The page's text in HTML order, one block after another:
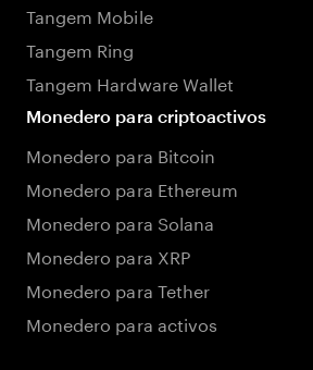
Tangem Mobile
Tangem Ring
Tangem Hardware Wallet
Monedero para criptoactivos
Monedero para Bitcoin
Monedero para Ethereum
Monedero para Solana
Monedero para XRP
Monedero para Tether
Monedero para activos